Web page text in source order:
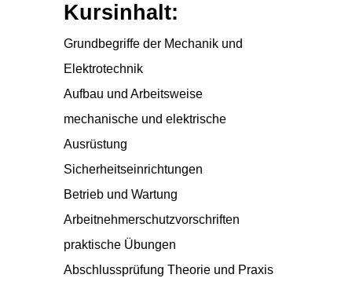
Kursinhalt:
Grundbegriffe der Mechanik und
Elektrotechnik
Aufbau und Arbeitsweise
mechanische und elektrische
Ausrüstung
Sicherheitseinrichtungen
Betrieb und Wartung
Arbeitnehmerschutzvorschriften
praktische Übungen
Abschlussprüfung Theorie und Praxis